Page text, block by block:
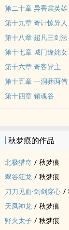
第二十章 异香震英雄
第十九章 奇计惊异人
第十八章 超凡三剑法
第十七章 城门逢姹女
第十六章 奇客异主
第十五章 一洞葬两僧
第十四章 销魂谷
秋梦痕的作品
北极猎奇 / 秋梦痕
翠谷狂龙 / 秋梦痕
刀刀见血·剑剑穿心 /
天凤神龙 / 秋梦痕
野火太子 / 秋梦痕